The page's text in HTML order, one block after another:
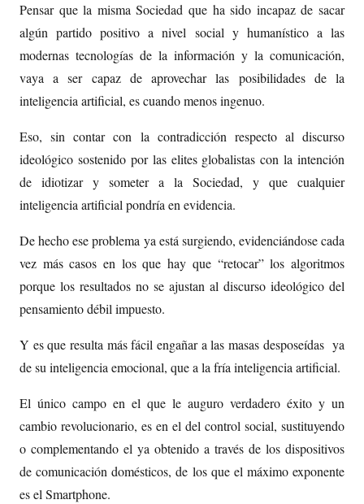
Pensar que la misma Sociedad que ha sido incapaz de sacar
algún partido positivo a nivel social y humanístico a las
modernas tecnologías de la información y la comunicación,
vaya a ser capaz de aprovechar las posibilidades de la
inteligencia artificial, es cuando menos ingenuo.
Eso, sin contar con la contradicción respecto al discurso
ideológico sostenido por las elites globalistas con la intención
de idiotizar y someter a la Sociedad, y que cualquier
inteligencia artificial pondría en evidencia.
De hecho ese problema ya está surgiendo, evidenciándose cada
vez más casos en los que hay que “retocar” los algoritmos
porque los resultados no se ajustan al discurso ideológico del
pensamiento débil impuesto.
Y es que resulta más fácil engañar a las masas desposeídas ya
de su inteligencia emocional, que a la fría inteligencia artificial.
El único campo en el que le auguro verdadero éxito y un
cambio revolucionario, es en el del control social, sustituyendo
o complementando el ya obtenido a través de los dispositivos
de comunicación domésticos, de los que el máximo exponente
es el Smartphone.